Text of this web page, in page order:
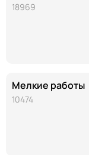
18969
Мелкие работы
10474